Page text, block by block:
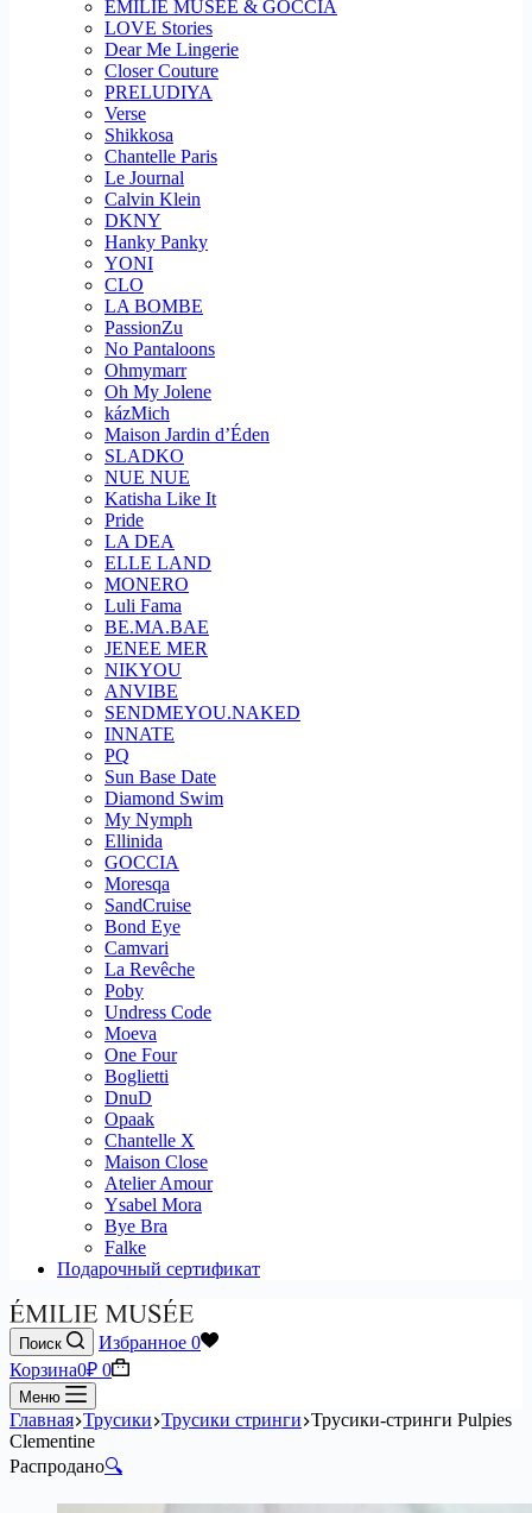
ÉMILIE MUSÉE & GOCCIA
LOVE Stories
Dear Me Lingerie
Closer Couture
PRELUDIYA
Verse
Shikkosa
Chantelle Paris
Le Journal
Calvin Klein
DKNY
Hanky Panky
YONI
CLO
LA BOMBE
PassionZu
No Pantaloons
Ohmymarr
Oh My Jolene
kázMich
Maison Jardin d’Éden
SLADKO
NUE NUE
Katisha Like It
Pride
LA DEA
ELLE LAND
MONERO
Luli Fama
BE.MA.BAE
JENEE MER
NIKYOU
ANVIBE
SENDMEYOU.NAKED
INNATE
PQ
Sun Base Date
Diamond Swim
My Nymph
Ellinida
GOCCIA
Moresqa
SandCruise
Bond Eye
Camvari
La Revêche
Poby
Undress Code
Moeva
One Four
Boglietti
DnuD
Opaak
Chantelle X
Maison Close
Atelier Amour
Ysabel Mora
Bye Bra
Falke
Подарочный сертификат
Поиск Избранное 0
Корзина0₽ 0
Меню
Главная Трусики Трусики стринги Трусики-стринги Pulpies
Clementine
Распродано🔍